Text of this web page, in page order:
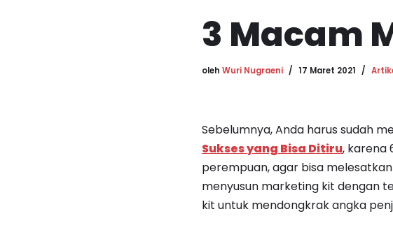
3 Macam
oleh Wuri Nugraeni 17 Maret 2021
Sebelumnya, Anda harus sudah
Sukses yang Bisa Ditiru, karena
perempuan, agar bisa
menyusun marketing kit dengan
kit untuk mendongkrak angka